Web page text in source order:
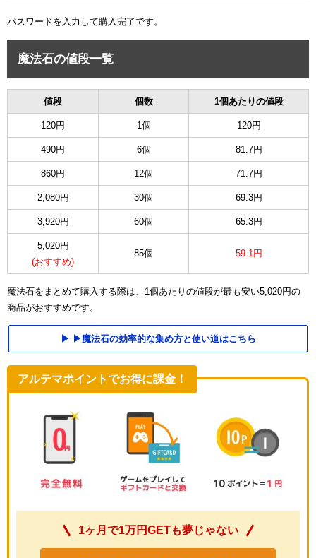
パスワードを入力して購入完了です。
魔法石の値段一覧
値段 個数 1個あたりの値段
120円 1個 120円
490円 6個 81.7円
860円 12個 71.7円
2,080円 30個 69.3円
3,920円 60個 65.3円
5,020円
(おすすめ)
85個 59.1円
魔法石をまとめて購入する際は、1個あたりの値段が最も安い5,020円の
商品がおすすめです。
▶魔法石の効率的な集め方と使い道はこちら
アルテマポイントでお得に課金！
1ヶ月で1万円GETも夢じゃない